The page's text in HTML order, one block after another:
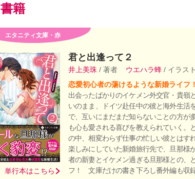
書籍
エタニティ文庫・赤
単行本はこちら
君と出逢って２
井上美珠 / 著者 ウエハラ蜂 / イラスト
恋愛初心者の蕩けるような新婚ライフ！
出会ったばかりのイケメン外交官・貴嶺
いのまま、ドイツ赴任中の彼と海外生活
で、互いにまだまだ知らないことの方が
も心も愛される喜びを教えられていく。
の中、相変わらず仕事の忙しい彼とはす
楽しみにしていた新婚旅行先で、旦那
者の新妻とイケメン過ぎる旦那様との、
フ！ 文庫だけの書き下ろし番外編も収